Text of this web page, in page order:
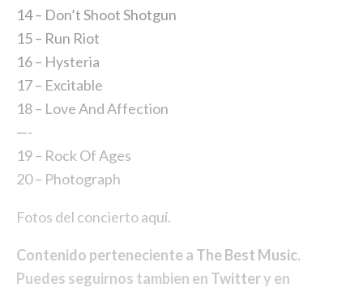
14 – Don’t Shoot Shotgun
15 – Run Riot
16 – Hysteria
17 – Excitable
18 – Love And Affection
—-
19 – Rock Of Ages
20 – Photograph
Fotos del conciertoaquí.
Contenido perteneciente a The Best Music.
Puedes seguirnos tambien en Twittery en